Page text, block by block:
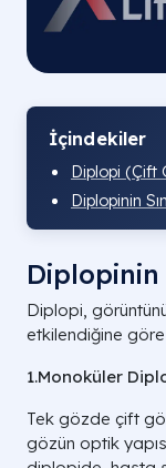
İçindekiler
Diplopi (Çift
Diplopinin
Diplopinin
Diplopi,
etkilendiğine göre
1.Monoküler
Tek gözde çift
gözün optik